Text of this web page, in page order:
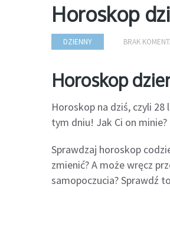
Horoskop
DZIENNY BRAK
Horoskop
Horoskop na dziś, czyli
tym dniu! Jak Ci on minie?
Sprawdzaj horoskop
zmienić? A może wręcz
samopoczucia? Sprawdź